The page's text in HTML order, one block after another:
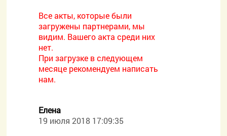
Все акты, которые были
загружены партнерами, мы
видим. Вашего акта среди них
нет.
При загрузке в следующем
месяце рекомендуем написать
нам.
Елена
19 июля 2018 17:09:35